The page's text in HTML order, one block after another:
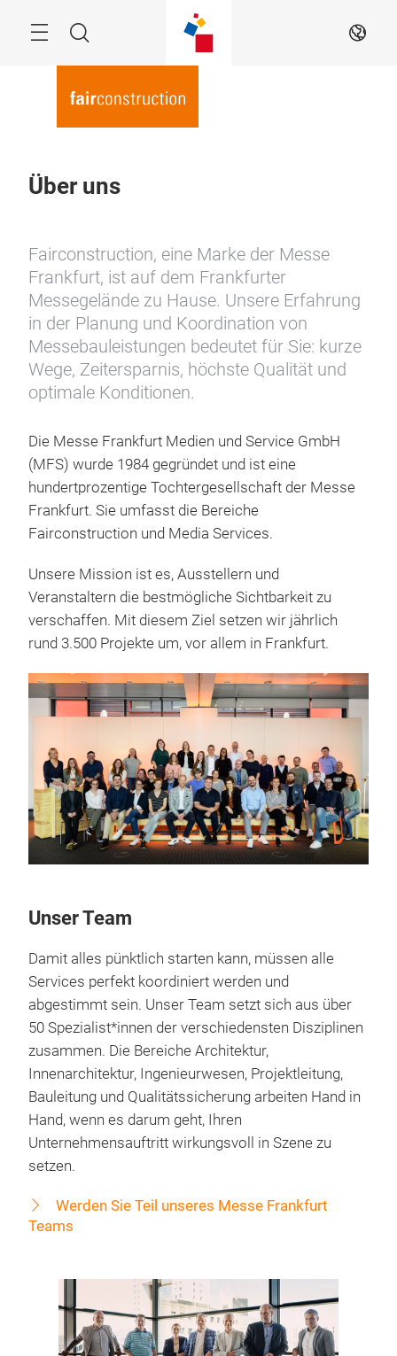
Suche DE
Über uns
Fairconstruction, eine Marke der Messe
Frankfurt, ist auf dem Frankfurter
Messegelände zu Hause. Unsere Erfahrung
in der Planung und Koordination von
Messebauleistungen bedeutet für Sie: kurze
Wege, Zeitersparnis, höchste Qualität und
optimale Konditionen.
Die Messe Frankfurt Medien und Service GmbH
(MFS) wurde 1984 gegründet und ist eine
hundertprozentige Tochtergesellschaft der Messe
Frankfurt. Sie umfasst die Bereiche
Fairconstruction und Media Services.
Unsere Mission ist es, Ausstellern und
Veranstaltern die bestmögliche Sichtbarkeit zu
verschaffen. Mit diesem Ziel setzen wir jährlich
rund 3.500 Projekte um, vor allem in Frankfurt.
Unser Team
Damit alles pünktlich starten kann, müssen alle
Services perfekt koordiniert werden und
abgestimmt sein. Unser Team setzt sich aus über
50 Spezialist*innen der verschiedensten Disziplinen
zusammen. Die Bereiche Architektur,
Innenarchitektur, Ingenieurwesen, Projektleitung,
Bauleitung und Qualitätssicherung arbeiten Hand in
Hand, wenn es darum geht, Ihren
Unternehmensauftritt wirkungsvoll in Szene zu
setzen.
Werden Sie Teil unseres Messe Frankfurt
Teams